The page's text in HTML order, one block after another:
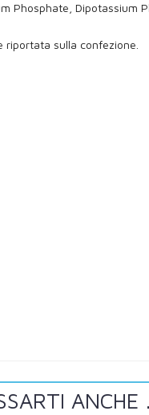
Phosphate, Dipotassium
riportata sulla confezione.
ANCHE